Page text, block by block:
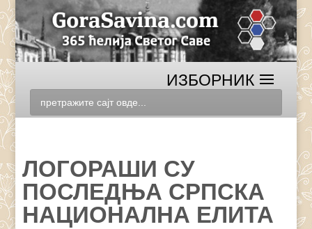
ЛОГОРАШИ СУ
ПОСЛЕДЊА СРПСКА
НАЦИОНАЛНА ЕЛИТА